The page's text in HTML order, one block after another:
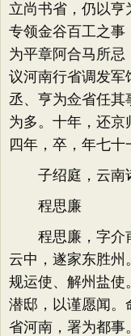
立尚书省，仍以亨
专领金谷百工之事
为平章阿合马所忌
议河南行省调发军
丞、亨为佥省任其
为多。十年，还
四年，卒，年七十
子绍庭，云南诸
程思廉
程思廉，字介甫
云中，遂家东胜州
规运使、解州盐使
潜邸，以谨愿闻。
省河南，署为都事